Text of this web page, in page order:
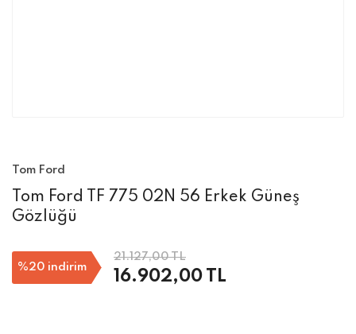
Tom Ford
Tom Ford TF 775 02N 56 Erkek Güneş
Gözlüğü
%20 indirim
21.127,00 TL
16.902,00 TL